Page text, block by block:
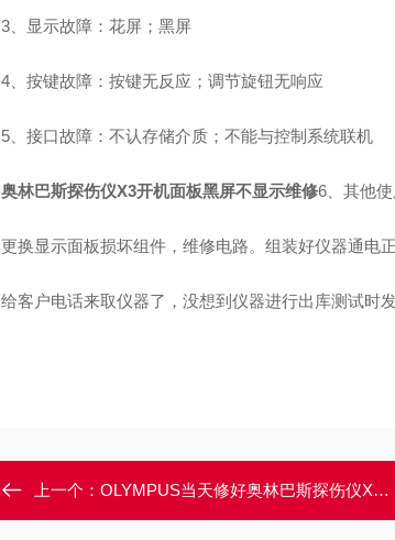
3、显示故障：花屏；黑屏
4、按键故障：按键无反应；调节旋钮无响应
5、接口故障：不认存储介质；不能与控制系统联机
奥林巴斯探伤仪X3开机面板黑屏不显示维修6、其他使
更换显示面板损坏组件，维修电路。组装好仪器通电
给客户电话来取仪器了，没想到仪器进行出库测试时
上一个： OLYMPUS当天修好奥林巴斯探伤仪X3常见故障不开机修理解决